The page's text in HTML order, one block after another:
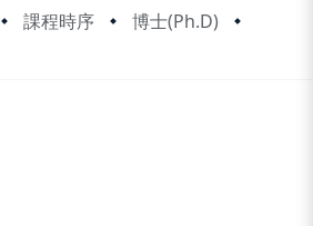
課程時序
博士(Ph.D)